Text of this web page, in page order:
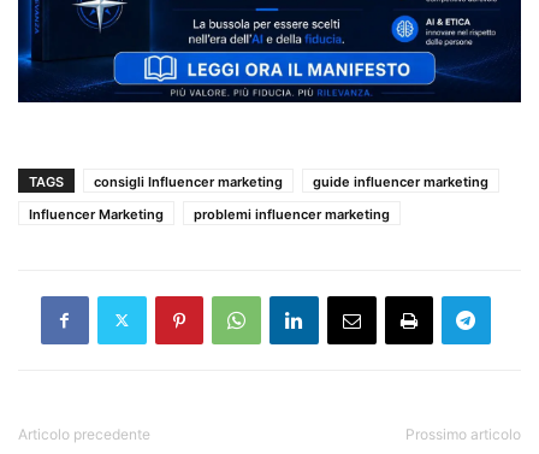
TAGS consigli Influencer marketing
guide influencer marketing
Influencer Marketing
problemi influencer marketing
Articolo precedente Prossimo articolo